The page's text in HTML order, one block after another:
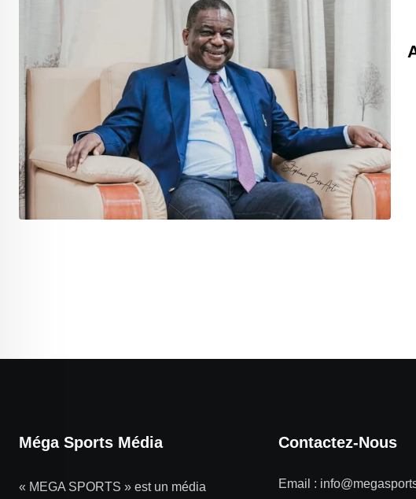
Méga Sports Média
« MEGA SPORTS » est un média
Contactez-Nous
Email :